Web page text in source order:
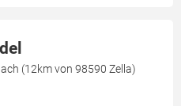
(12km von 98590 Zella)